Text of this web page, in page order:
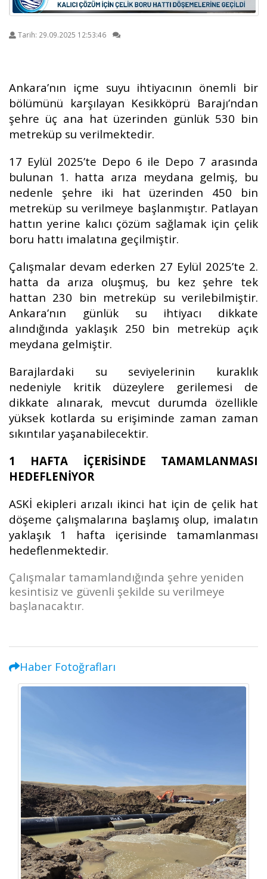
Tarih: 29.09.2025 12:53:46
Ankara’nın içme suyu ihtiyacının önemli bir
bölümünü karşılayan Kesikköprü Barajı’ndan
şehre üç ana hat üzerinden günlük 530 bin
metreküp su verilmektedir.
17 Eylül 2025’te Depo 6 ile Depo 7 arasında
bulunan 1. hatta arıza meydana gelmiş, bu
nedenle şehre iki hat üzerinden 450 bin
metreküp su verilmeye başlanmıştır. Patlayan
hattın yerine kalıcı çözüm sağlamak için çelik
boru hattı imalatına geçilmiştir.
Çalışmalar devam ederken 27 Eylül 2025’te 2.
hatta da arıza oluşmuş, bu kez şehre tek
hattan 230 bin metreküp su verilebilmiştir.
Ankara’nın günlük su ihtiyacı dikkate
alındığında yaklaşık 250 bin metreküp açık
meydana gelmiştir.
Barajlardaki su seviyelerinin kuraklık
nedeniyle kritik düzeylere gerilemesi de
dikkate alınarak, mevcut durumda özellikle
yüksek kotlarda su erişiminde zaman zaman
sıkıntılar yaşanabilecektir.
1 HAFTA İÇERİSİNDE TAMAMLANMASI
HEDEFLENİYOR
ASKİ ekipleri arızalı ikinci hat için de çelik hat
döşeme çalışmalarına başlamış olup, imalatın
yaklaşık 1 hafta içerisinde tamamlanması
hedeflenmektedir.
Çalışmalar tamamlandığında şehre yeniden
kesintisiz ve güvenli şekilde su verilmeye
başlanacaktır.
Haber Fotoğrafları